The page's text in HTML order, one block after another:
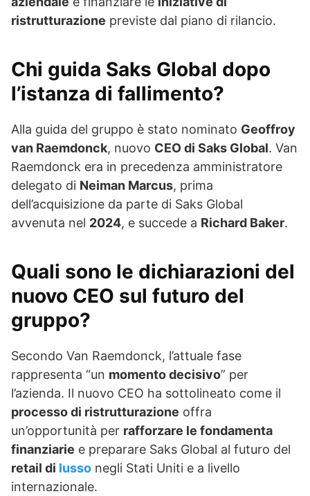
ristrutturazione previste dal piano di rilancio.
Chi guida Saks Global dopo
l’istanza di fallimento?
Alla guida del gruppo è stato nominato Geoffroy
van Raemdonck, nuovo CEO di Saks Global. Van
Raemdonck era in precedenza amministratore
delegato di Neiman Marcus, prima
dell’acquisizione da parte di Saks Global
avvenuta nel 2024, e succede a Richard Baker.
Quali sono le dichiarazioni del
nuovo CEO sul futuro del
gruppo?
Secondo Van Raemdonck, l’attuale fase
rappresenta “un momento decisivo” per
l’azienda. Il nuovo CEO ha sottolineato come il
processo di ristrutturazione offra
un’opportunità per rafforzare le fondamenta
finanziarie e preparare Saks Global al futuro del
retail di lusso negli Stati Uniti e a livello
internazionale.